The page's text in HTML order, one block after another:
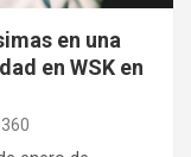
en una
en WSK en